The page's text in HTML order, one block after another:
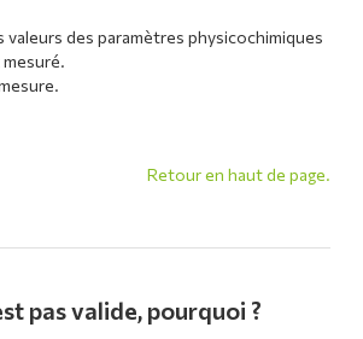
valeurs des paramètres physicochimiques
Retour en haut de page.
pas valide, pourquoi ?